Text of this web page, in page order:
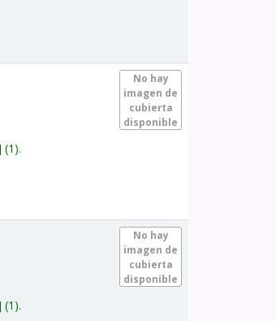
No hay
imagen de
cubierta
disponible
(1).
No hay
imagen de
cubierta
disponible
(1).